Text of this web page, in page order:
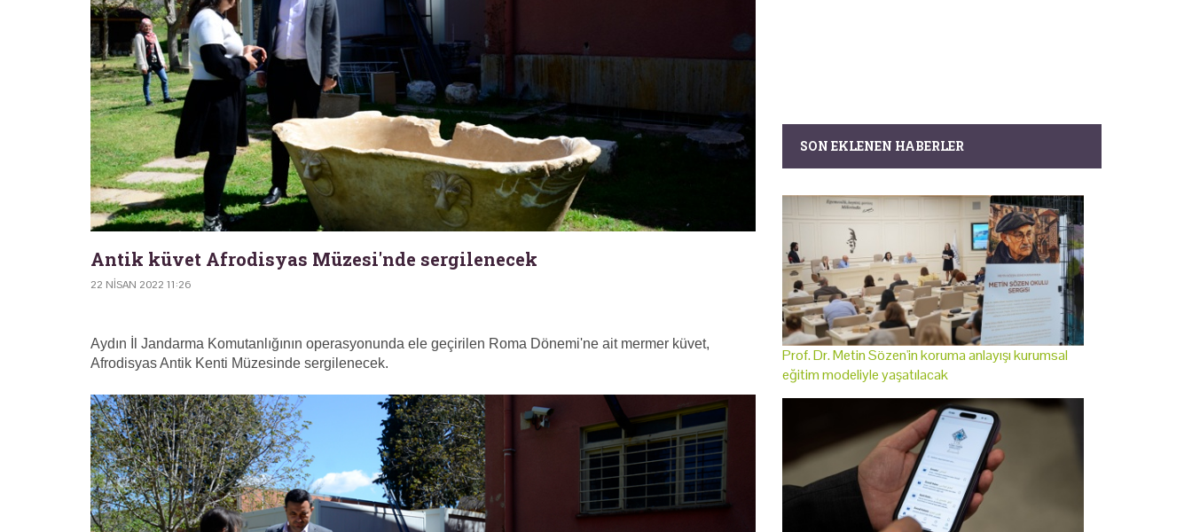
Antik küvet Afrodisyas Müzesi'nde sergilenecek
22 NISAN 2022 11:26
Aydın İl Jandarma Komutanlığının operasyonunda ele geçirilen Roma Dönemi'ne ait mermer küvet,
Afrodisyas Antik Kenti Müzesinde sergilenecek.
SON EKLENEN HABERLER
Prof. Dr. Metin Sözen'in koruma anlayışı kurumsal
eğitim modeliyle yaşatılacak